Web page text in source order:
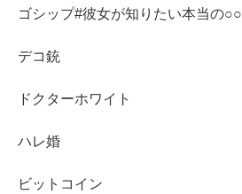
ゴシップ#彼女が知りたい本当の○○
デコ銃
ドクターホワイト
ハレ婚
ビットコイン